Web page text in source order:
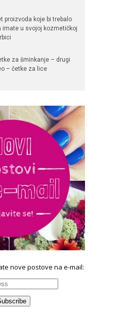
proizvoda koje bi trebalo
imate u svojoj kozmetičkoj
za šminkanje – drugi
– četke za lice
nove postove na e-mail: